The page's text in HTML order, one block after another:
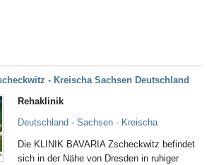
- Kreischa Sachsen Deutschland
Rehaklinik
Deutschland - Sachsen - Kreischa
Die KLINIK BAVARIA Zscheckwitz befindet
sich in der Nähe von Dresden in ruhiger